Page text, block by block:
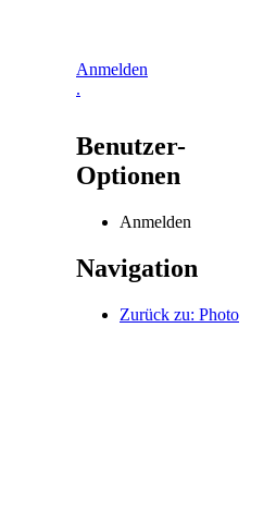
Anmelden
.
Benutzer-
Optionen
Anmelden
Navigation
Zurück zu: Photo